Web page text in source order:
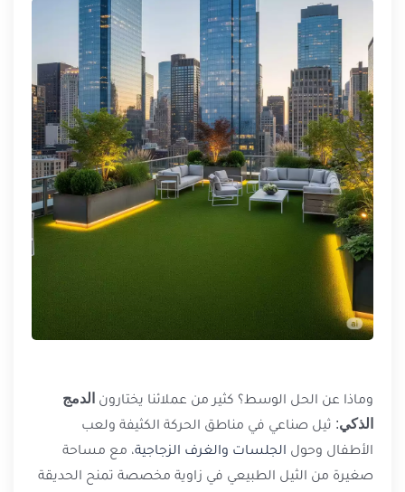
وماذا عن الحل الوسط؟ كثير من عملائنا يختارون الدمج
الذكي: ثيل صناعي في مناطق الحركة الكثيفة ولعب
الأطفال وحول الجلسات والغرف الزجاجية، مع مساحة
صغيرة من الثيل الطبيعي في زاوية مخصصة تمنح الحديقة